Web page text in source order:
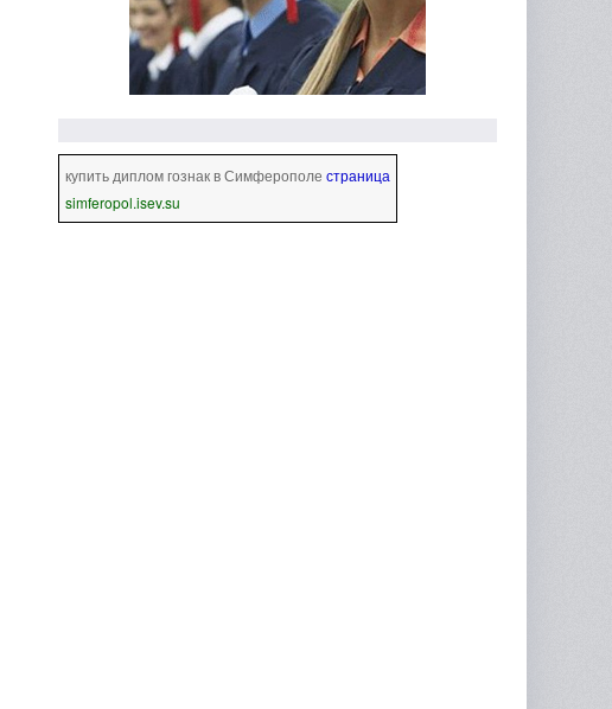
купить диплом гознак в Симферополе страница
simferopol.isev.su